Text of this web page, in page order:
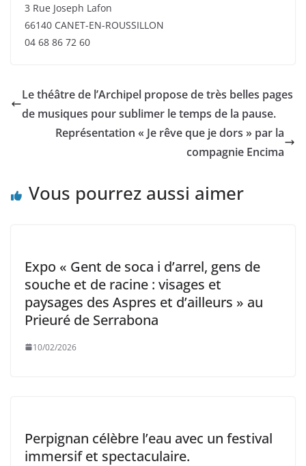
3 Rue Joseph Lafon
66140 CANET-EN-ROUSSILLON
04 68 86 72 60
Le théâtre de l’Archipel propose de très belles pages
de musiques pour sublimer le temps de la pause.
Représentation « Je rêve que je dors » par la
compagnie Encima
Vous pourrez aussi aimer
Expo « Gent de soca i d’arrel, gens de
souche et de racine : visages et
paysages des Aspres et d’ailleurs » au
Prieuré de Serrabona
10/02/2026
Perpignan célèbre l’eau avec un festival
immersif et spectaculaire.